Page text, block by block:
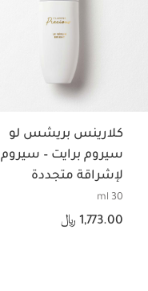
كلارينس بريشس لو
سيروم برايت – سيروم
لإشراقة متجددة
وتوحيد لون البشرة
30 ml
السعر الحالي هو 1,773.00 ﷼
1,773.00 ﷼